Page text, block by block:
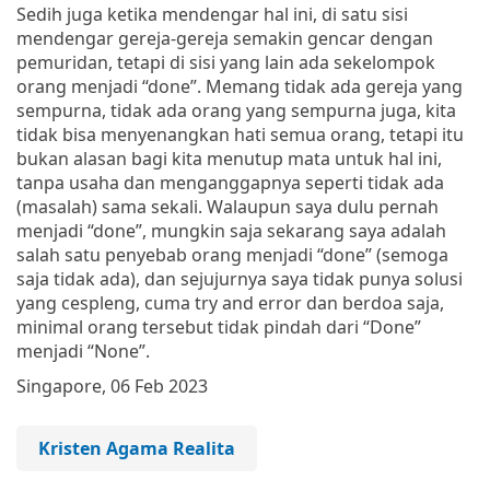
Sedih juga ketika mendengar hal ini, di satu sisi
mendengar gereja-gereja semakin gencar dengan
pemuridan, tetapi di sisi yang lain ada sekelompok
orang menjadi “done”. Memang tidak ada gereja yang
sempurna, tidak ada orang yang sempurna juga, kita
tidak bisa menyenangkan hati semua orang, tetapi itu
bukan alasan bagi kita menutup mata untuk hal ini,
tanpa usaha dan menganggapnya seperti tidak ada
(masalah) sama sekali. Walaupun saya dulu pernah
menjadi “done”, mungkin saja sekarang saya adalah
salah satu penyebab orang menjadi “done” (semoga
saja tidak ada), dan sejujurnya saya tidak punya solusi
yang cespleng, cuma try and error dan berdoa saja,
minimal orang tersebut tidak pindah dari “Done”
menjadi “None”.
Singapore, 06 Feb 2023
Kristen Agama Realita